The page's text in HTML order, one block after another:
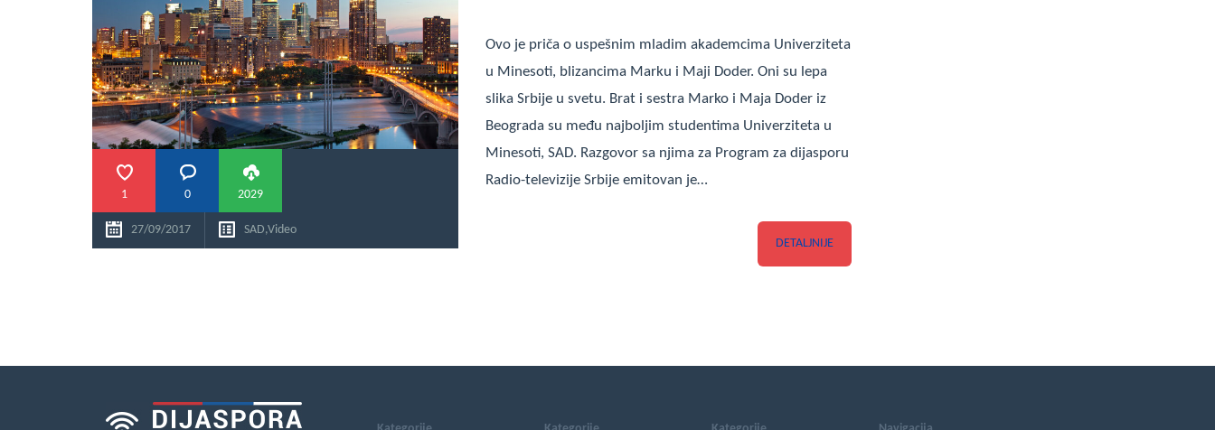
1 0 2029
27/09/2017 SAD,Video
Ovo je priča o uspešnim mladim akademcima Univerziteta
u Minesoti, blizancima Marku i Maji Doder. Oni su lepa
slika Srbije u svetu. Brat i sestra Marko i Maja Doder iz
Beograda su među najboljim studentima Univerziteta u
Minesoti, SAD. Razgovor sa njima za Program za dijasporu
Radio-televizije Srbije emitovan je…
DETALJNIJE